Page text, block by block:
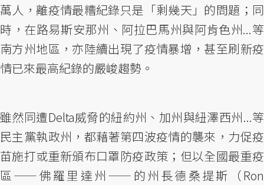
萬人，離疫情最糟紀錄只是「剩幾天」的問題；同
時，在路易斯安那州、阿拉巴馬州與阿肯色州...等
南方州地區，亦陸續出現了疫情暴增，甚至刷新疫
情已來最高紀錄的嚴峻趨勢。
雖然同遭Delta威脅的紐約州、加州與紐澤西州...等
民主黨執政州，都藉著第四波疫情的襲來，力促疫
苗施打或重新頒布口罩防疫政策；但以全國最重疫
區——佛羅里達州——的州長德桑提斯（Ron